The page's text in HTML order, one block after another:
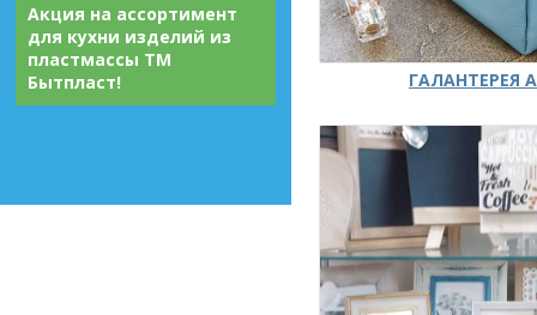
Акция на ассортимент
для кухни изделий из
пластмассы ТМ
Бытпласт!
ГАЛАНТЕРЕЯ